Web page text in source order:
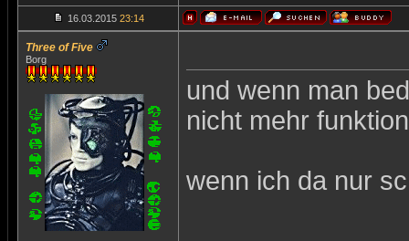
16.03.2015 23:14
Three of Five
Borg
und wenn man
nicht mehr
wenn ich da nur